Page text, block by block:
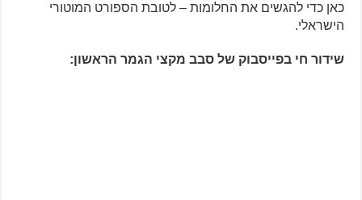
כאן כדי להגשים את החלומות – לטובת הספורט המוטורי
הישראלי.
שידור חי בפייסבוק של סבב מקצי הגמר הראשון: